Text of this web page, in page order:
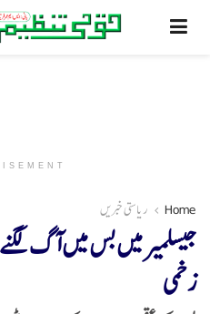
Home ریاستی خبریں
زخمی